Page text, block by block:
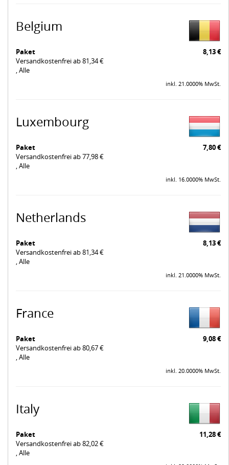
Belgium
Paket
8,13 €
Versandkostenfrei ab 81,34 €
, Alle
inkl. 21.0000% MwSt.
Luxembourg
Paket
7,80 €
Versandkostenfrei ab 77,98 €
, Alle
inkl. 16.0000% MwSt.
Netherlands
Paket
8,13 €
Versandkostenfrei ab 81,34 €
, Alle
inkl. 21.0000% MwSt.
France
Paket
9,08 €
Versandkostenfrei ab 80,67 €
, Alle
inkl. 20.0000% MwSt.
Italy
Paket
11,28 €
Versandkostenfrei ab 82,02 €
, Alle